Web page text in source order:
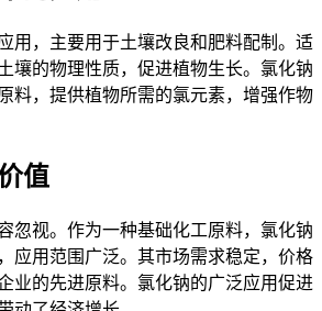
用，主要用于土壤改良和肥料配制。适
壤的物理性质，促进植物生长。氯化钠
料，提供植物所需的氯元素，增强作物
值
忽视。作为一种基础化工原料，氯化钠
应用范围广泛。其市场需求稳定，价格
业的先进原料。氯化钠的广泛应用促进